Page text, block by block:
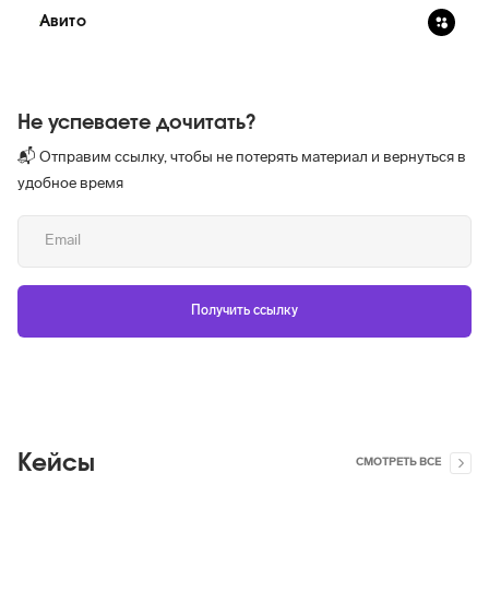
Авито
Не успеваете дочитать?
📬 Отправим ссылку, чтобы не потерять материал и вернуться в
удобное время
Кейсы СМОТРЕТЬ ВСЕ